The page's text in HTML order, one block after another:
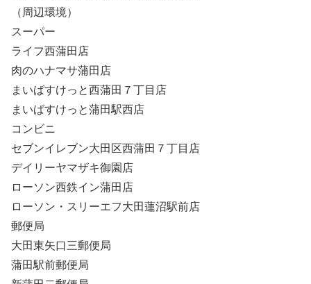
（周辺環境）
スーパー
ライフ西蒲田店
肉のハナマサ蒲田店
まいばすけっと西蒲田７丁目店
まいばすけっと蒲田駅西店
コンビニ
セブンイレブン大田区西蒲田７丁目店
デイリーヤマザキ御園店
ローソン西鉄イン蒲田店
ローソン・スリーエフ大田蓮沼駅前店
郵便局
大田東矢口三郵便局
蒲田駅前郵便局